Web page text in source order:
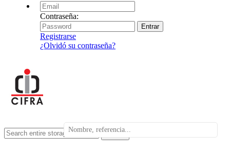
Contraseña:
Registrarse
¿Olvidó su contraseña?
search